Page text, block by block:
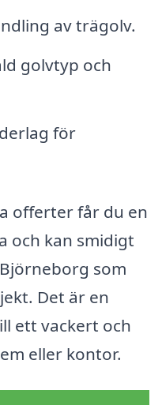
av trägolv.
golvtyp och
för
offerter får du en
och kan smidigt
som
Det är en
ett vackert och
eller kontor.